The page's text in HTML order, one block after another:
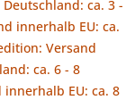
ca. 3 -
innerhalb EU: ca.
Versand
ca. 6 - 8
EU: ca. 8